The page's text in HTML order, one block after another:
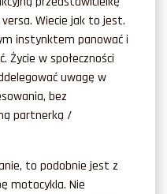
versa. Wiecie jak to jest.
instynktem panować i
Życie w społeczności
uwagę w
bez
partnerką /
to podobnie jest z
motocykla. Nie